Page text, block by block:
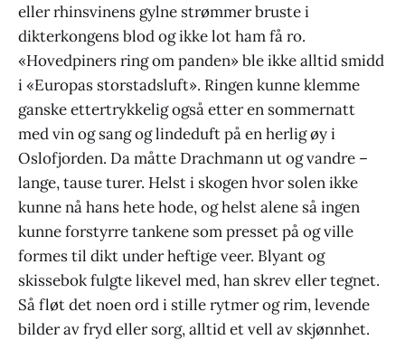
eller rhinsvinens gylne strømmer bruste i
dikterkongens blod og ikke lot ham få ro.
«Hovedpiners ring om panden» ble ikke alltid smidd
i «Europas storstadsluft». Ringen kunne klemme
ganske ettertrykkelig også etter en sommernatt
med vin og sang og lindeduft på en herlig øy i
Oslofjorden. Da måtte Drachmann ut og vandre –
lange, tause turer. Helst i skogen hvor solen ikke
kunne nå hans hete hode, og helst alene så ingen
kunne forstyrre tankene som presset på og ville
formes til dikt under heftige veer. Blyant og
skissebok fulgte likevel med, han skrev eller tegnet.
Så fløt det noen ord i stille rytmer og rim, levende
bilder av fryd eller sorg, alltid et vell av skjønnhet.